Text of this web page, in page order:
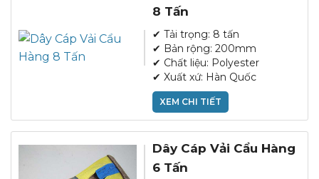
8 Tấn
✔ Tải trọng: 8 tấn
✔ Bản rộng: 200mm
✔ Chất liệu: Polyester
✔ Xuất xứ: Hàn Quốc
XEM CHI TIẾT
Dây Cáp Vải Cẩu Hàng
6 Tấn